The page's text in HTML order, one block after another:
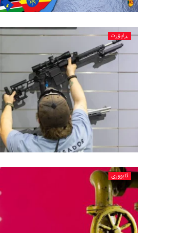
ڕاپۆرت
ئابووری